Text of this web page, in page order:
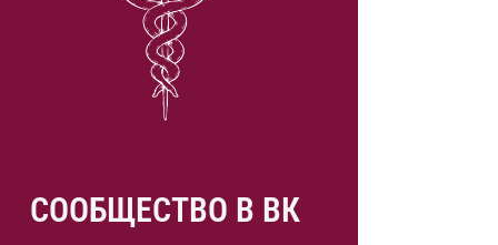
СООБЩЕСТВО В ВК